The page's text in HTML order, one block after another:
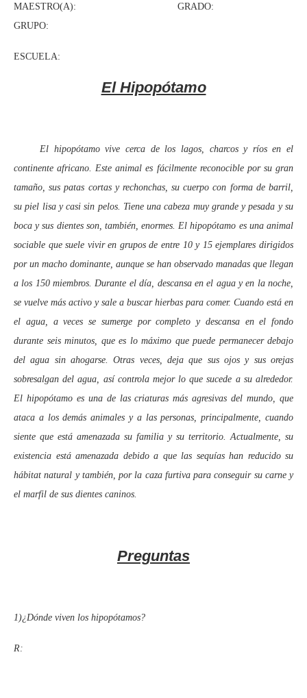
MAESTRO(A): GRADO:
GRUPO:
ESCUELA:
El Hipopótamo
El hipopótamo vive cerca de los lagos, charcos y ríos en el
continente africano. Este animal es fácilmente reconocible por su gran
tamaño, sus patas cortas y rechonchas, su cuerpo con forma de barril,
su piel lisa y casi sin pelos. Tiene una cabeza muy grande y pesada y su
boca y sus dientes son, también, enormes. El hipopótamo es una animal
sociable que suele vivir en grupos de entre 10 y 15 ejemplares dirigidos
por un macho dominante, aunque se han observado manadas que llegan
a los 150 miembros. Durante el día, descansa en el agua y en la noche,
se vuelve más activo y sale a buscar hierbas para comer. Cuando está en
el agua, a veces se sumerge por completo y descansa en el fondo
durante seis minutos, que es lo máximo que puede permanecer debajo
del agua sin ahogarse. Otras veces, deja que sus ojos y sus orejas
sobresalgan del agua, así controla mejor lo que sucede a su alrededor.
El hipopótamo es una de las criaturas más agresivas del mundo, que
ataca a los demás animales y a las personas, principalmente, cuando
siente que está amenazada su familia y su territorio. Actualmente, su
existencia está amenazada debido a que las sequías han reducido su
hábitat natural y también, por la caza furtiva para conseguir su carne y
el marfil de sus dientes caninos.
Preguntas
1)¿Dónde viven los hipopótamos?
R: